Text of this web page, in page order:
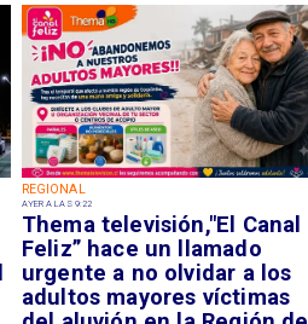
REGIONAL
AYER A LAS 9:22
Thema televisión,"El Canal
Feliz” hace un llamado
urgente a no olvidar a los
adultos mayores víctimas